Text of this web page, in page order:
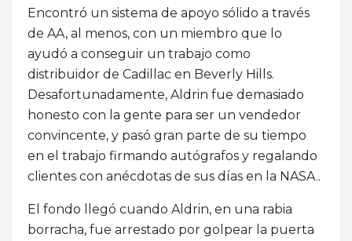
Encontró un sistema de apoyo sólido a través
de AA, al menos, con un miembro que lo
ayudó a conseguir un trabajo como
distribuidor de Cadillac en Beverly Hills.
Desafortunadamente, Aldrin fue demasiado
honesto con la gente para ser un vendedor
convincente, y pasó gran parte de su tiempo
en el trabajo firmando autógrafos y regalando
clientes con anécdotas de sus días en la NASA..
El fondo llegó cuando Aldrin, en una rabia
borracha, fue arrestado por golpear la puerta